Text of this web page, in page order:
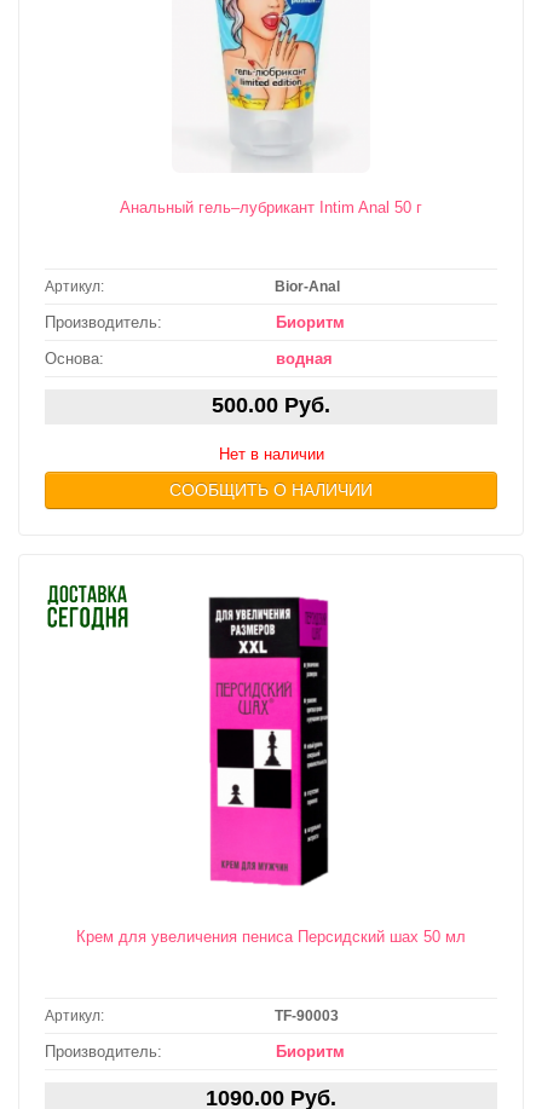
Анальный гель–лубрикант Intim Anal 50 г
Артикул: Bior-Anal
Производитель:
Биоритм
Основа:
водная
500.00 Руб.
Нет в наличии
СООБЩИТЬ О НАЛИЧИИ
Крем для увеличения пениса Персидский шах 50 мл
Артикул: TF-90003
Производитель: Биоритм
1090.00 Руб.